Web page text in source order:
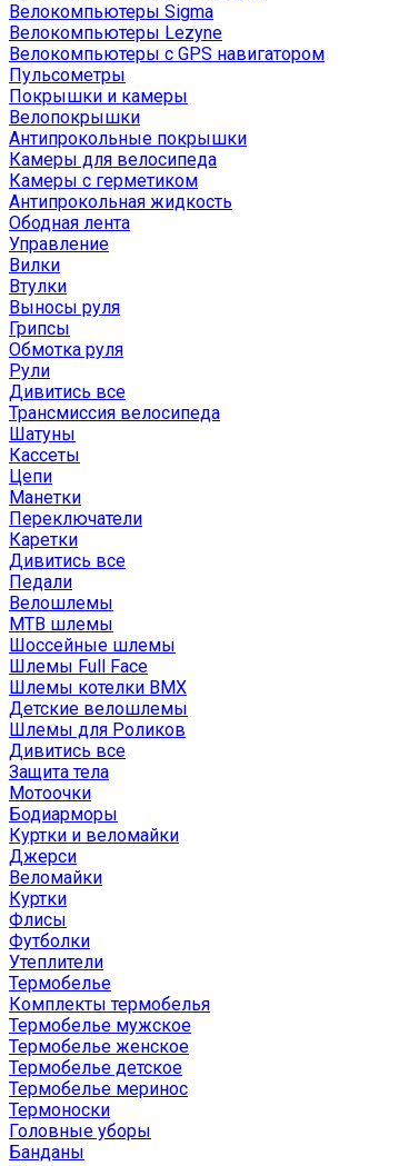
Велокомпьютеры Sigma
Велокомпьютеры Lezyne
Велокомпьютеры с GPS навигатором
Пульсометры
Покрышки и камеры
Велопокрышки
Антипрокольные покрышки
Камеры для велосипеда
Камеры с герметиком
Антипрокольная жидкость
Ободная лента
Управление
Вилки
Втулки
Выносы руля
Грипсы
Обмотка руля
Рули
Дивитись все
Трансмиссия велосипеда
Шатуны
Кассеты
Цепи
Манетки
Переключатели
Каретки
Дивитись все
Педали
Велошлемы
MTB шлемы
Шоссейные шлемы
Шлемы Full Face
Шлемы котелки BMX
Детские велошлемы
Шлемы для Роликов
Дивитись все
Защита тела
Мотоочки
Бодиарморы
Куртки и веломайки
Джерси
Веломайки
Куртки
Флисы
Футболки
Утеплители
Термобелье
Комплекты термобелья
Термобелье мужское
Термобелье женское
Термобелье детское
Термобелье меринос
Термоноски
Головные уборы
Банданы